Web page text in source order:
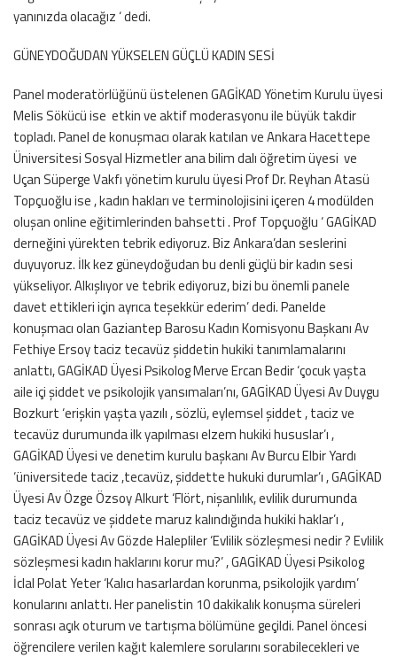
yanınızda olacağız ‘ dedi.
GÜNEYDOĞUDAN YÜKSELEN GÜÇLÜ KADIN SESİ
Panel moderatörlüğünü üstelenen GAGİKAD Yönetim Kurulu üyesi
Melis Sökücü ise etkin ve aktif moderasyonu ile büyük takdir
topladı. Panel de konuşmacı olarak katılan ve Ankara Hacettepe
Üniversitesi Sosyal Hizmetler ana bilim dalı öğretim üyesi ve
Uçan Süperge Vakfı yönetim kurulu üyesi Prof Dr. Reyhan Atasü
Topçuoğlu ise , kadın hakları ve terminolojisini içeren 4 modülden
oluşan online eğitimlerinden bahsetti . Prof Topçuoğlu ‘ GAGİKAD
derneğini yürekten tebrik ediyoruz. Biz Ankara’dan seslerini
duyuyoruz. İlk kez güneydoğudan bu denli güçlü bir kadın sesi
yükseliyor. Alkışlıyor ve tebrik ediyoruz, bizi bu önemli panele
davet ettikleri için ayrıca teşekkür ederim’ dedi. Panelde
konuşmacı olan Gaziantep Barosu Kadın Komisyonu Başkanı Av
Fethiye Ersoy taciz tecavüz şiddetin hukiki tanımlamalarını
anlattı, GAGİKAD Üyesi Psikolog Merve Ercan Bedir ‘çocuk yaşta
aile içi şiddet ve psikolojik yansımaları’nı, GAGİKAD Üyesi Av Duygu
Bozkurt ‘erişkin yaşta yazılı , sözlü, eylemsel şiddet , taciz ve
tecavüz durumunda ilk yapılması elzem hukiki hususlar’ı ,
GAGİKAD Üyesi ve denetim kurulu başkanı Av Burcu Elbir Yardı
‘üniversitede taciz ,tecavüz, şiddette hukuki durumlar’ı , GAGİKAD
Üyesi Av Özge Özsoy Alkurt ‘Flört, nişanlılık, evlilik durumunda
taciz tecavüz ve şiddete maruz kalındığında hukiki haklar’ı ,
GAGİKAD Üyesi Av Gözde Halepliler ‘Evlilik sözleşmesi nedir ? Evlilik
sözleşmesi kadın haklarını korur mu?’ , GAGİKAD Üyesi Psikolog
İclal Polat Yeter ‘Kalıcı hasarlardan korunma, psikolojik yardım’
konularını anlattı. Her panelistin 10 dakikalık konuşma süreleri
sonrası açık oturum ve tartışma bölümüne geçildi. Panel öncesi
öğrencilere verilen kağıt kalemlere sorularını sorabilecekleri ve